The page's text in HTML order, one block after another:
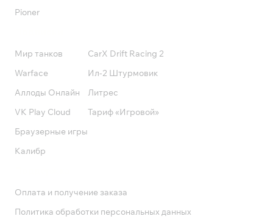
Pioner
Мир танков
Warface
Аллоды Онлайн
VK Play Cloud
Браузерные игры
Калибр
CarX Drift Racing 2
Ил-2 Штурмовик
Литрес
Тариф «Игровой»
Оплата и получение заказа
Политика обработки персональных данных